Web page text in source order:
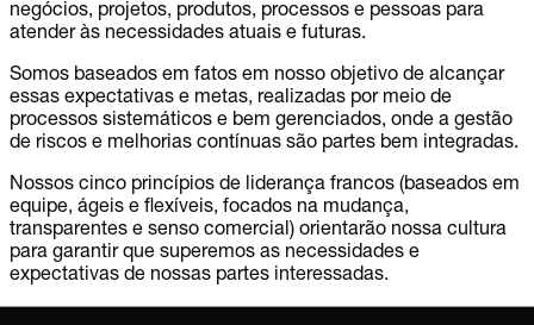
negócios, projetos, produtos, processos e pessoas para
atender às necessidades atuais e futuras.
Somos baseados em fatos em nosso objetivo de alcançar
essas expectativas e metas, realizadas por meio de
processos sistemáticos e bem gerenciados, onde a gestão
de riscos e melhorias contínuas são partes bem integradas.
Nossos cinco princípios de liderança francos (baseados em
equipe, ágeis e flexíveis, focados na mudança,
transparentes e senso comercial) orientarão nossa cultura
para garantir que superemos as necessidades e
expectativas de nossas partes interessadas.